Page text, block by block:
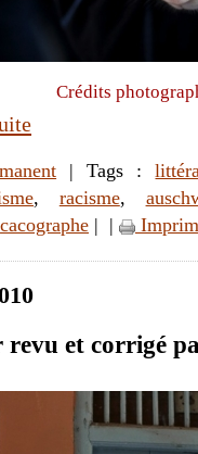
Crédits
| Tags :
, racisme,
cacographe | |
revu et corrigé